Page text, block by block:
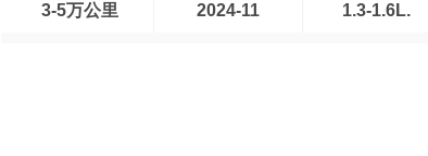
3-5万公里 2024-11 1.3-1.6L.